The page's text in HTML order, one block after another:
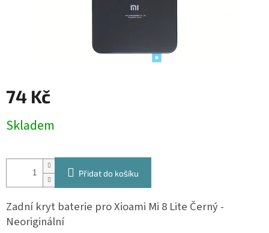
74 Kč
cena:
Skladem
Přidat do košíku
Zadní kryt baterie pro Xioami Mi 8 Lite Černý -
Neoriginální